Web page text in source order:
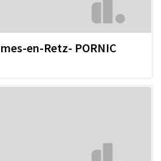
en-Retz- PORNIC